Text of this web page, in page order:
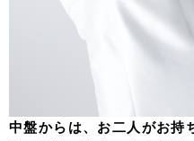
中盤からは、お二人がお持